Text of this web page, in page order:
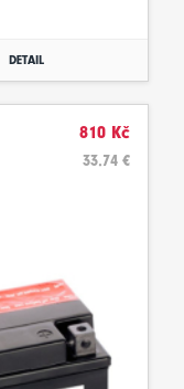
DETAIL
810 Kč
33.74 €